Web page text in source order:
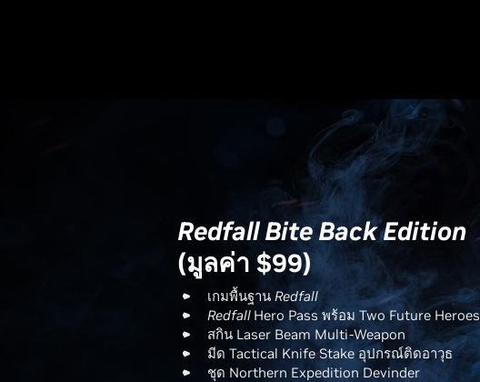
Redfall Bite Back Edition
(มูลค่า $99)
เกมพื้นฐาน Redfall
Redfall Hero Pass พร้อม Two Future Heroes
สกิน Laser Beam Multi-Weapon
มีด Tactical Knife Stake อุปกรณ์ติดอาวุธ
ชุด Northern Expedition Devinder